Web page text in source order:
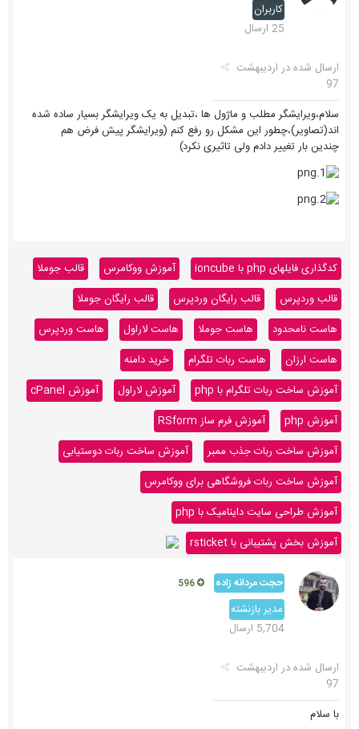
کاربران
25 ارسال
ارسال شده در اردیبهشت
97
سلام،ویرایشگر مطلب و ماژول ها ،تبدیل به یک ویرایشگر بسیار ساده شده
اند(تصاویر)،چطور این مشکل رو رفع کنم (ویرایشگر پیش فرض هم
چندین بار تغییر دادم ولی تاثیری نکرد)
کدگذاری فایلهای php با ioncube آموزش ووکامرس
قالب جوملا
قالب وردپرس
قالب رایگان وردپرس
قالب رایگان جوملا
هاست نامحدود
هاست جوملا هاست لاراول
هاست وردپرس
هاست ارزان
هاست ربات تلگرام
خرید دامنه
آموزش ساخت ربات تلگرام با php
آموزش لاراول
آموزش cPanel
آموزش php
آموزش فرم ساز RSform
آموزش ساخت ربات جذب ممبر
آموزش ساخت ربات دوستیابی
آموزش ساخت ربات فروشگاهی برای ووکامرس
آموزش طراحی سایت داینامیک با php
آموزش بخش پشتیبانی با rsticket
حجت مردانه زاده
مدیر بازنشته
5,704 ارسال
ارسال شده در اردیبهشت
97
با سلام